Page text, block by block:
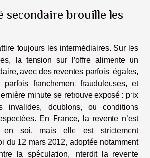
secondaire brouille les
toujours les intermédiaires. Sur les
la tension sur l’offre alimente un
avec des reventes parfois légales,
parfois franchement frauduleuses, et
minute se retrouve exposé : prix
invalides, doublons, ou conditions
En France, la revente n’est
en soi, mais elle est strictement
du 12 mars 2012, adoptée notamment
la spéculation, interdit la revente